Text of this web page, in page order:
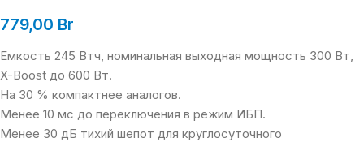
779,00 Br
Емкость 245 Втч, номинальная выходная мощность 300 Вт,
X-Boost до 600 Вт.
На 30 % компактнее аналогов.
Менее 10 мс до переключения в режим ИБП.
Менее 30 дБ тихий шепот для круглосуточного